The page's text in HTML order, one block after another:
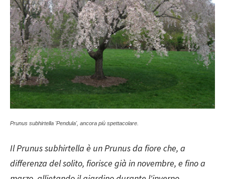
Prunus subhirtella 'Pendula', ancora più spettacolare.
Il Prunus subhirtella è un Prunus da fiore che, a
differenza del solito, fiorisce già in novembre, e fino a